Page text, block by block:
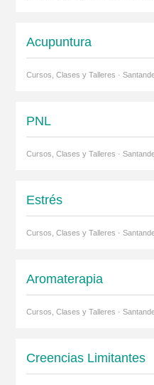
Acupuntura
Cursos, Clases y Talleres ·
PNL
Cursos, Clases y Talleres ·
Estrés
Cursos, Clases y Talleres ·
Aromaterapia
Cursos, Clases y Talleres ·
Creencias Limitantes